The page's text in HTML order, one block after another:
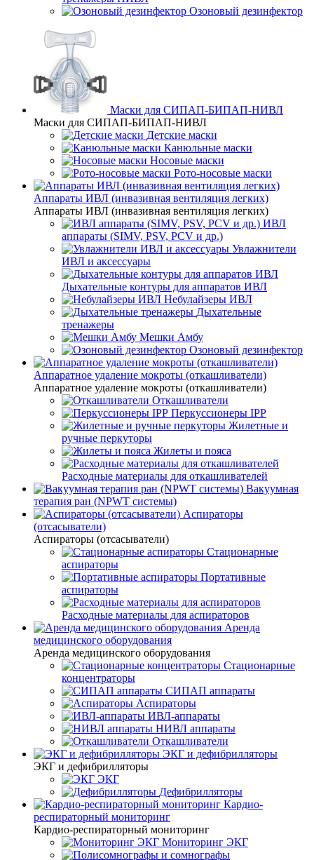
Озоновый дезинфектор
Маски для СИПАП-БИПАП-НИВЛ
Маски для СИПАП-БИПАП-НИВЛ
Детские маски
Канюльные маски
Носовые маски
Рото-носовые маски
Аппараты ИВЛ (инвазивная вентиляция легких)
Аппараты ИВЛ (инвазивная вентиляция легких)
ИВЛ
аппараты (SIMV, PSV, PCV и др.)
Увлажнители
ИВЛ и аксессуары
Дыхательные контуры для аппаратов ИВЛ
Небулайзеры ИВЛ
Дыхательные
тренажеры
Мешки Амбу
Озоновый дезинфектор
Аппаратное удаление мокроты (откашливатели)
Аппаратное удаление мокроты (откашливатели)
Откашливатели
Перкуссионеры IPP
Жилетные и
ручные перкуторы
Жилеты и пояса
Расходные материалы для откашливателей
Вакуумная
терапия ран (NPWT системы)
Аспираторы
(отсасыватели)
Аспираторы (отсасыватели)
Стационарные
аспираторы
Портативные
аспираторы
Расходные материалы для аспираторов
Аренда
медицинского оборудования
Аренда медицинского оборудования
Стационарные
концентраторы
СИПАП аппараты
Аспираторы
ИВЛ-аппараты
НИВЛ аппараты
Откашливатели
ЭКГ и дефибрилляторы
ЭКГ и дефибрилляторы
ЭКГ
Дефибрилляторы
Кардио-
респираторный мониторинг
Кардио-респираторный мониторинг
Мониторинг ЭКГ